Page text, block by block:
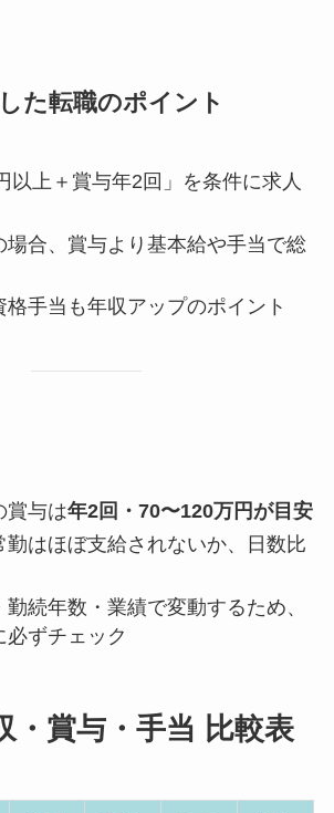
た転職のポイント
以上＋賞与年2回」を条件に求人
場合、賞与より基本給や手当で総
格手当も年収アップのポイント
賞与は年2回・70〜120万円が目安
勤はほぼ支給されないか、日数比
続年数・業績で変動するため、
ずチェック
・賞与・手当 比較表